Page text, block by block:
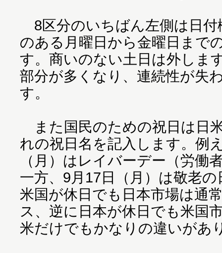
8区分のいちばん左側は日付
のある月曜日から金曜日まで
す。商いのない土日は外しま
部分が多くなり、連続性が失
す。
また国民のための祝日は日
れの祝日名を記入します。例
（月）はレイバーデー（労働
一方、9月17日（月）は敬老
米国が休日でも日本市場は通
ス、逆に日本が休日でも米国
米だけでもかなりの違いがあ